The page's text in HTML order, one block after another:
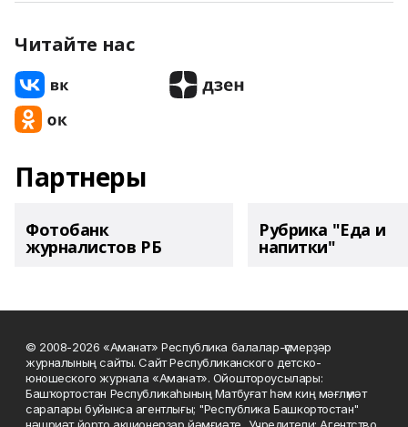
Читайте нас
Партнеры
Фотобанк
журналистов РБ
Рубрика "Еда и
напитки"
© 2008-2026 «Аманат» Республика балалар-үҫмерҙәр
журналының сайты. Сайт Республиканского детско-
юношеского журнала «Аманат». Ойоштороусылары:
Башҡортостан Республикаһының Матбуғат һәм киң мәғлүмәт
саралары буйынса агентлығы; "Республика Башкортостан"